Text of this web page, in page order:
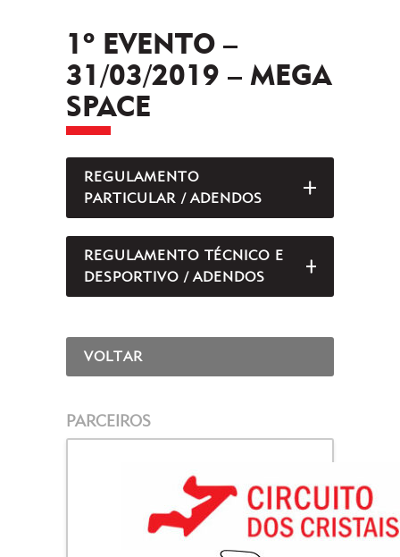
1º EVENTO –
31/03/2019 – MEGA
SPACE
REGULAMENTO
PARTICULAR / ADENDOS
REGULAMENTO TÉCNICO E
DESPORTIVO / ADENDOS
VOLTAR
PARCEIROS